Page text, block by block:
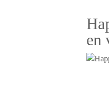
en